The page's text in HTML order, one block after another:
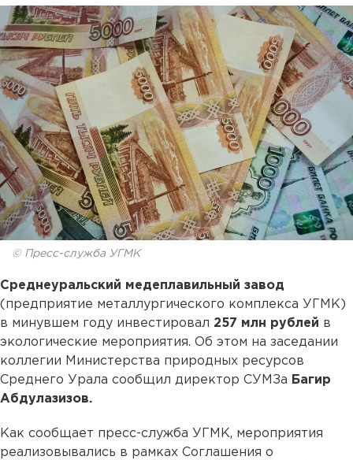
© Пресс-служба УГМК
Среднеуральский медеплавильный завод
(предприятие металлургического комплекса УГМК)
в минувшем году инвестировал 257 млн рублей в
экологические мероприятия. Об этом на заседании
коллегии Министерства природных ресурсов
Среднего Урала сообщил директор СУМЗа Багир
Абдулазизов.
Как сообщает пресс-служба УГМК, мероприятия
реализовывались в рамках Соглашения о